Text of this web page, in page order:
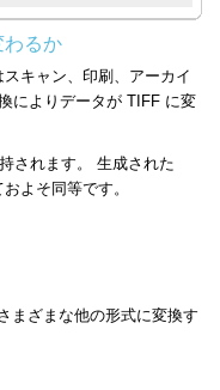
わるか
キャン、印刷、アーカイ
によりデータが TIFF に変
されます。 生成された
よそ同等です。
まざまな他の形式に変換す